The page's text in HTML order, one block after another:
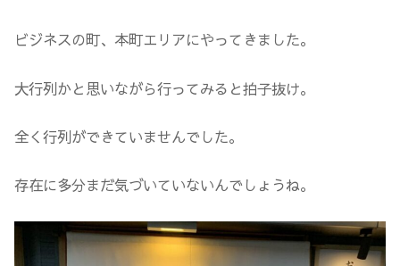
ビジネスの町、本町エリアにやってきました。
大行列かと思いながら行ってみると拍子抜け。
全く行列ができていませんでした。
存在に多分まだ気づいていないんでしょうね。